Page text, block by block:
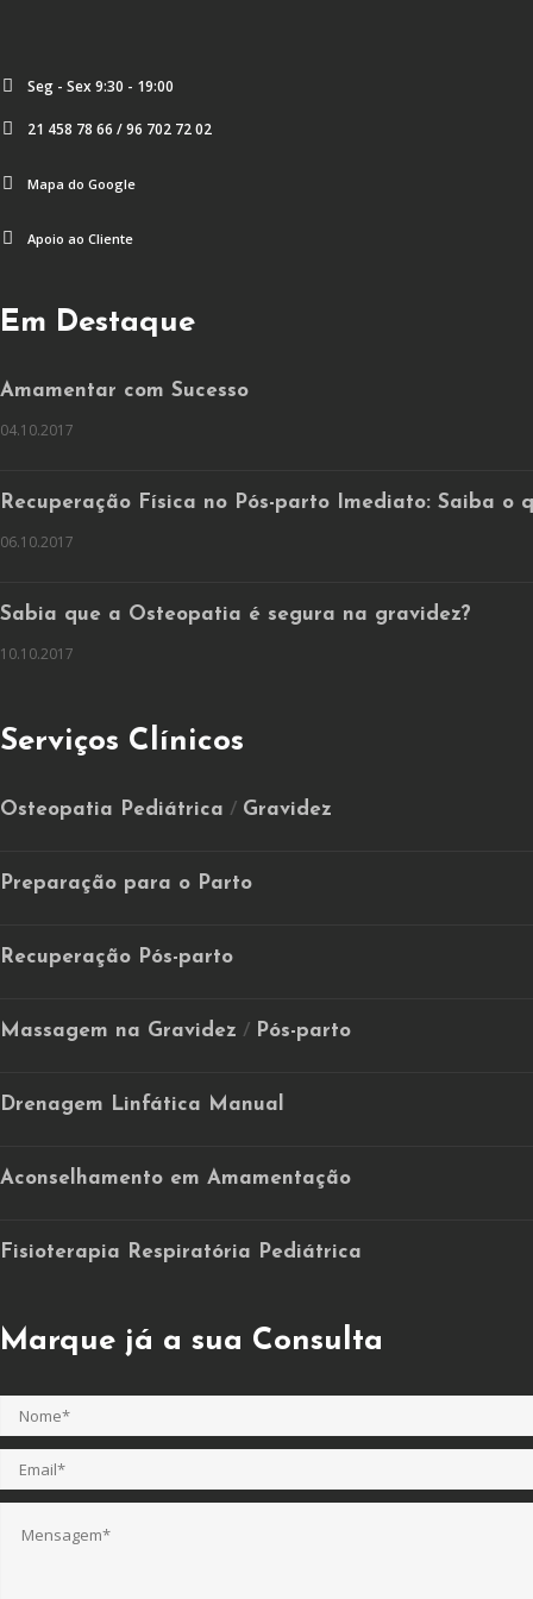
Seg - Sex 9:30 - 19:00
21 458 78 66 / 96 702 72 02
Mapa do Google
Apoio ao Cliente
Em Destaque
Amamentar com Sucesso
04.10.2017
Recuperação Física no Pós-parto Imediato: Saiba o
06.10.2017
Sabia que a Osteopatia é segura na gravidez?
10.10.2017
Serviços Clínicos
Osteopatia Pediátrica / Gravidez
Preparação para o Parto
Recuperação Pós-parto
Massagem na Gravidez / Pós-parto
Drenagem Linfática Manual
Aconselhamento em Amamentação
Fisioterapia Respiratória Pediátrica
Marque já a sua Consulta